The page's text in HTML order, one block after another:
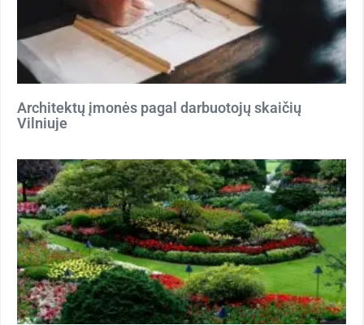
Architektų įmonės pagal darbuotojų skaičių
Vilniuje